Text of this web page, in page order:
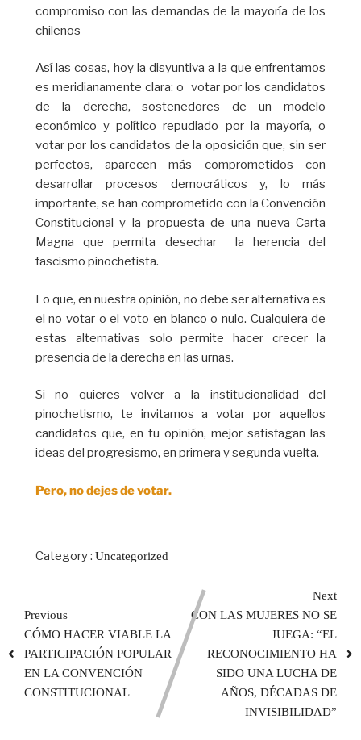
compromiso con las demandas de la mayoría de los
chilenos
Así las cosas, hoy la disyuntiva a la que enfrentamos
es meridianamente clara: o votar por los candidatos
de la derecha, sostenedores de un modelo
económico y político repudiado por la mayoría, o
votar por los candidatos de la oposición que, sin ser
perfectos, aparecen más comprometidos con
desarrollar procesos democráticos y, lo más
importante, se han comprometido con la Convención
Constitucional y la propuesta de una nueva Carta
Magna que permita desechar la herencia del
fascismo pinochetista.
Lo que, en nuestra opinión, no debe ser alternativa es
el no votar o el voto en blanco o nulo. Cualquiera de
estas alternativas solo permite hacer crecer la
presencia de la derecha en las urnas.
Si no quieres volver a la institucionalidad del
pinochetismo, te invitamos a votar por aquellos
candidatos que, en tu opinión, mejor satisfagan las
ideas del progresismo, en primera y segunda vuelta.
Pero, no dejes de votar.
Category : Uncategorized
Previous
CÓMO HACER VIABLE LA
PARTICIPACIÓN POPULAR
EN LA CONVENCIÓN
CONSTITUCIONAL
Next
CON LAS MUJERES NO SE
JUEGA: “EL
RECONOCIMIENTO HA
SIDO UNA LUCHA DE
AÑOS, DÉCADAS DE
INVISIBILIDAD”